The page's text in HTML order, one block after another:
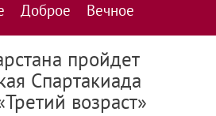
Доброе Вечное
пройдет
Спартакиада
возраст»